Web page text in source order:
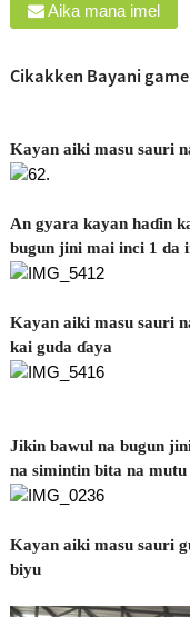
Aika mana imel
Cikakken Bayani
Kayan aiki masu sauri
An gyara kayan haɗin
bugun jini mai inci 1 da
Kayan aiki masu sauri
kai guda ɗaya
Jikin bawul na bugun
na simintin bita na mutu
Kayan aiki masu sauri
biyu